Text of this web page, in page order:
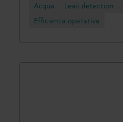
Acqua Leak detection
Efficienza operativa